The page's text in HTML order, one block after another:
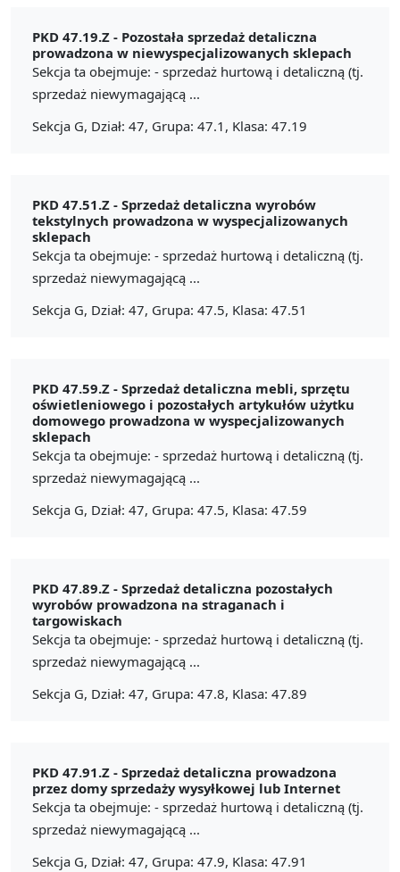
PKD 47.19.Z - Pozostała sprzedaż detaliczna
prowadzona w niewyspecjalizowanych sklepach
Sekcja ta obejmuje: - sprzedaż hurtową i detaliczną (tj.
sprzedaż niewymagającą ...
Sekcja G, Dział: 47, Grupa: 47.1, Klasa: 47.19
PKD 47.51.Z - Sprzedaż detaliczna wyrobów
tekstylnych prowadzona w wyspecjalizowanych
sklepach
Sekcja ta obejmuje: - sprzedaż hurtową i detaliczną (tj.
sprzedaż niewymagającą ...
Sekcja G, Dział: 47, Grupa: 47.5, Klasa: 47.51
PKD 47.59.Z - Sprzedaż detaliczna mebli, sprzętu
oświetleniowego i pozostałych artykułów użytku
domowego prowadzona w wyspecjalizowanych
sklepach
Sekcja ta obejmuje: - sprzedaż hurtową i detaliczną (tj.
sprzedaż niewymagającą ...
Sekcja G, Dział: 47, Grupa: 47.5, Klasa: 47.59
PKD 47.89.Z - Sprzedaż detaliczna pozostałych
wyrobów prowadzona na straganach i
targowiskach
Sekcja ta obejmuje: - sprzedaż hurtową i detaliczną (tj.
sprzedaż niewymagającą ...
Sekcja G, Dział: 47, Grupa: 47.8, Klasa: 47.89
PKD 47.91.Z - Sprzedaż detaliczna prowadzona
przez domy sprzedaży wysyłkowej lub Internet
Sekcja ta obejmuje: - sprzedaż hurtową i detaliczną (tj.
sprzedaż niewymagającą ...
Sekcja G, Dział: 47, Grupa: 47.9, Klasa: 47.91